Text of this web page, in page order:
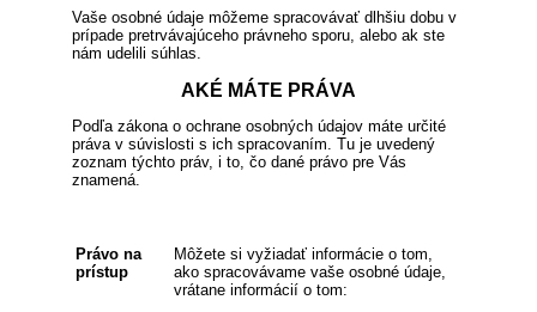
Vaše osobné údaje môžeme spracovávať dlhšiu dobu v
prípade pretrvávajúceho právneho sporu, alebo ak ste
nám udelili súhlas.
AKÉ MÁTE PRÁVA
Podľa zákona o ochrane osobných údajov máte určité
práva v súvislosti s ich spracovaním. Tu je uvedený
zoznam týchto práv, i to, čo dané právo pre Vás
znamená.
Právo na
prístup
Môžete si vyžiadať informácie o tom,
ako spracovávame vaše osobné údaje,
vrátane informácií o tom: